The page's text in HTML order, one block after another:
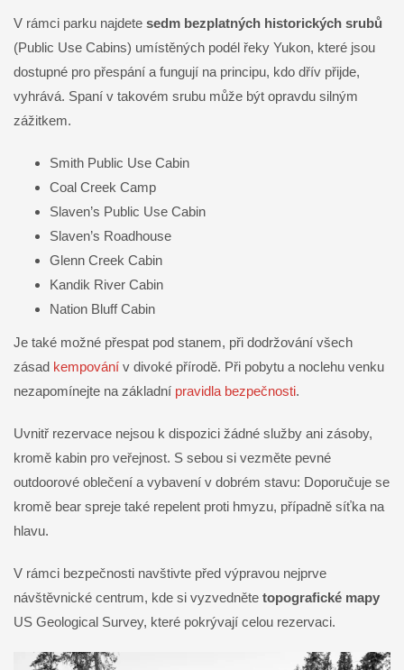
V rámci parku najdete sedm bezplatných historických srubů
(Public Use Cabins) umístěných podél řeky Yukon, které jsou
dostupné pro přespání a fungují na principu, kdo dřív přijde,
vyhrává. Spaní v takovém srubu může být opravdu silným
zážitkem.
Smith Public Use Cabin
Coal Creek Camp
Slaven’s Public Use Cabin
Slaven’s Roadhouse
Glenn Creek Cabin
Kandik River Cabin
Nation Bluff Cabin
Je také možné přespat pod stanem, při dodržování všech
zásad kempování v divoké přírodě. Při pobytu a noclehu venku
nezapomínejte na základní pravidla bezpečnosti.
Uvnitř rezervace nejsou k dispozici žádné služby ani zásoby,
kromě kabin pro veřejnost. S sebou si vezměte pevné
outdoorové oblečení a vybavení v dobrém stavu: Doporučuje se
kromě bear spreje také repelent proti hmyzu, případně síťka na
hlavu.
V rámci bezpečnosti navštivte před výpravou nejprve
návštěvnické centrum, kde si vyzvedněte topografické mapy
US Geological Survey, které pokrývají celou rezervaci.